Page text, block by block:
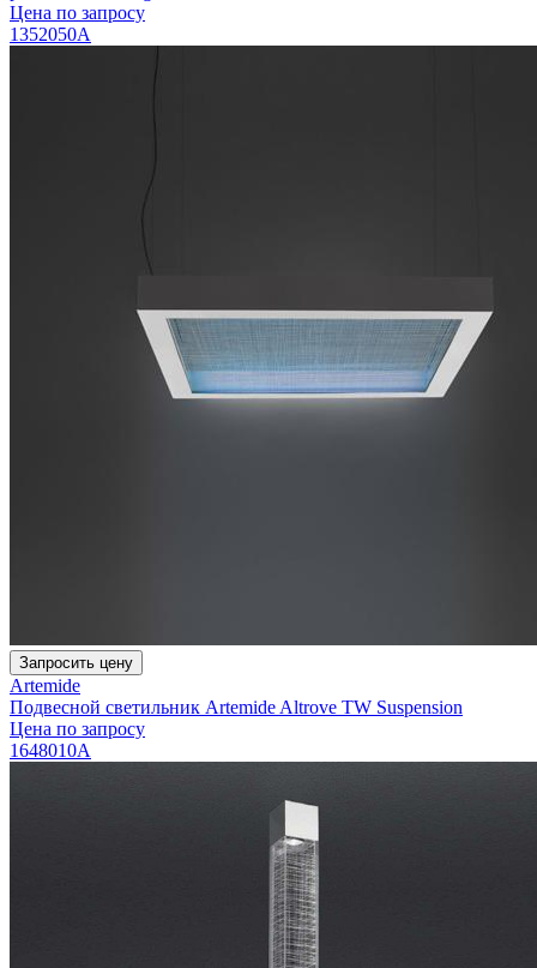
Цена по запросу
1352050A
Запросить цену
Artemide
Подвесной светильник Artemide Altrove TW Suspension
Цена по запросу
1648010A